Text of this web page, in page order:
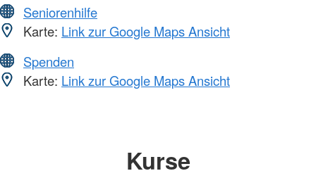
Seniorenhilfe
Karte: Link zur Google Maps Ansicht
Spenden
Karte: Link zur Google Maps Ansicht
Kurse